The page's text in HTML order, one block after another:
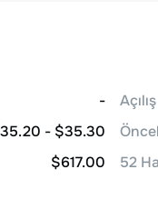
-
- $35.30
$617.00
Açılış
52